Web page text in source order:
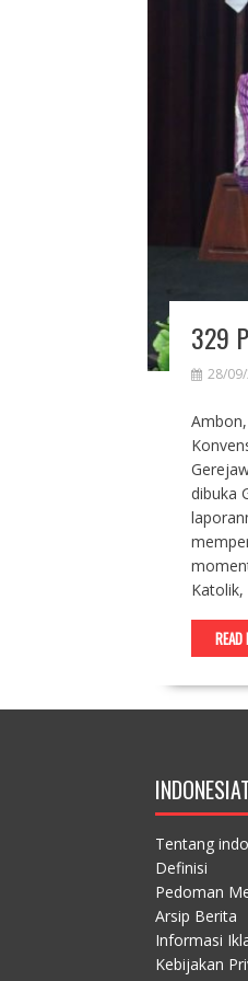
329
28/
dibuka
READ
Tentang
Definisi
Pedoman
Arsip Berita
Informasi
Kebijakan